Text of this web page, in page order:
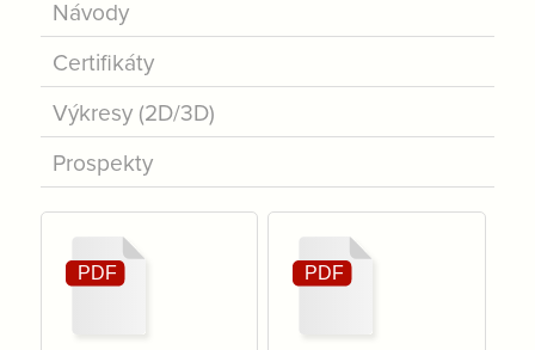
Návody
Certifikáty
Výkresy (2D/3D)
Prospekty